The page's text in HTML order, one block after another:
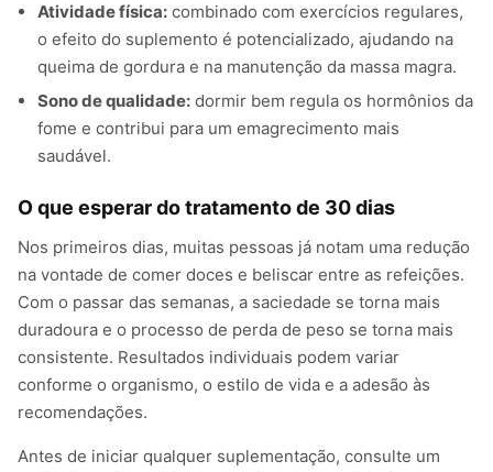
Atividade física: combinado com exercícios regulares,
o efeito do suplemento é potencializado, ajudando na
queima de gordura e na manutenção da massa magra.
Sono de qualidade: dormir bem regula os hormônios da
fome e contribui para um emagrecimento mais
saudável.
O que esperar do tratamento de 30 dias
Nos primeiros dias, muitas pessoas já notam uma redução
na vontade de comer doces e beliscar entre as refeições.
Com o passar das semanas, a saciedade se torna mais
duradoura e o processo de perda de peso se torna mais
consistente. Resultados individuais podem variar
conforme o organismo, o estilo de vida e a adesão às
recomendações.
Antes de iniciar qualquer suplementação, consulte um